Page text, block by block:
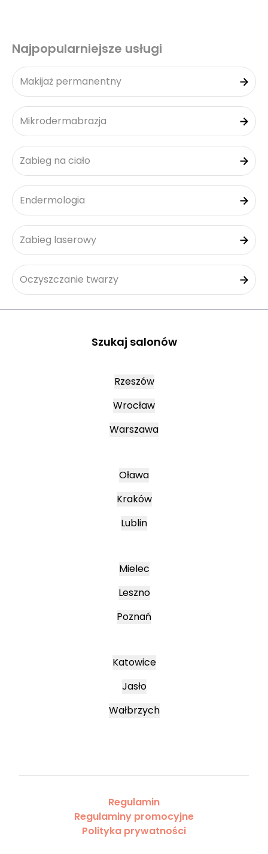
Najpopularniejsze usługi
Makijaż permanentny
Mikrodermabrazja
Zabieg na ciało
Endermologia
Zabieg laserowy
Oczyszczanie twarzy
Szukaj salonów
Rzeszów
Wrocław
Warszawa
Oława
Kraków
Lublin
Mielec
Leszno
Poznań
Katowice
Jasło
Wałbrzych
Regulamin
Regulaminy promocyjne
Polityka prywatności